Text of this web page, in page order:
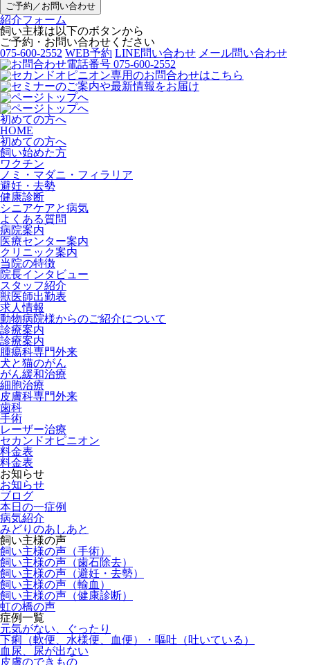
ご予約／お問い合わせ
紹介フォーム
飼い主様は以下のボタンから
ご予約・お問い合わせください
075-600-2552 WEB予約 LINE問い合わせ メール問い合わせ
初めての方へ
HOME
初めての方へ
飼い始めた方
ワクチン
ノミ・マダニ・フィラリア
避妊・去勢
健康診断
シニアケアと病気
よくある質問
病院案内
医療センター案内
クリニック案内
当院の特徴
院長インタビュー
スタッフ紹介
獣医師出勤表
求人情報
動物病院様からのご紹介について
診療案内
診療案内
腫瘍科専門外来
犬と猫のがん
がん緩和治療
細胞治療
皮膚科専門外来
歯科
手術
レーザー治療
セカンドオピニオン
料金表
料金表
お知らせ
お知らせ
ブログ
本日の一症例
病気紹介
みどりのあしあと
飼い主様の声
飼い主様の声（手術）
飼い主様の声（歯石除去）
飼い主様の声（避妊・去勢）
飼い主様の声（輸血）
飼い主様の声（健康診断）
虹の橋の声
症例一覧
元気がない、ぐったり
下痢（軟便、水様便、血便）・嘔吐（吐いている）
血尿、尿が出ない
皮膚のできもの